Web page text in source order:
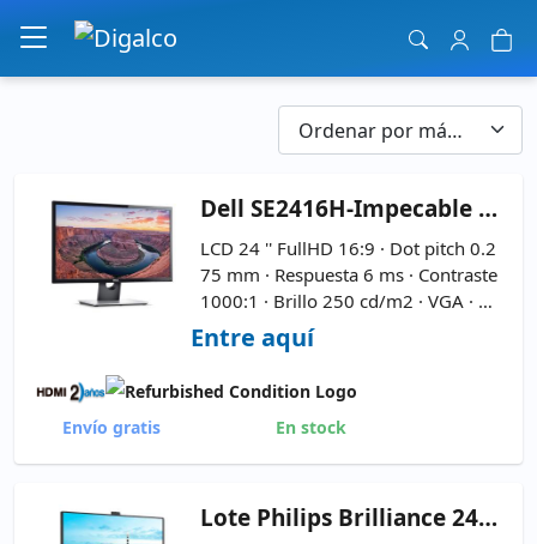
Navegación principal
Dell SE2416H-Impecable 24'' LCD 16:9
LCD 24 '' FullHD 16:9 · Dot pitch 0.2
75 mm · Respuesta 6 ms · Contraste
1000:1 · Brillo 250 cd/m2 · VGA · H
DMI ·Cable de Corriente y VGA In
cluidos
Entre aquí
Envío gratis En stock
LotePhilips Brilliance 241B7QPJKEB Pack 6